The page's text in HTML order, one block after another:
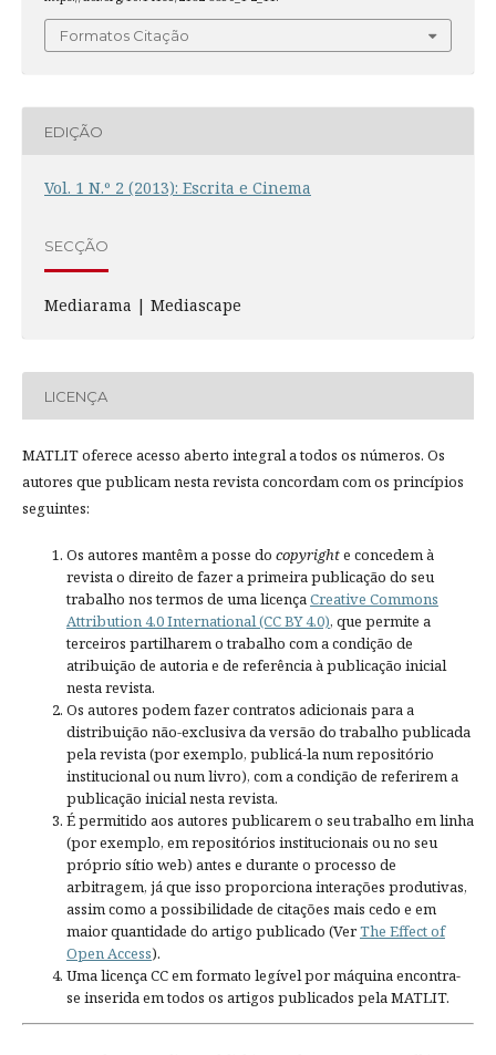
Formatos Citação
EDIÇÃO
Vol. 1 N.º 2 (2013): Escrita e Cinema
SECÇÃO
Mediarama | Mediascape
LICENÇA
MATLIT oferece acesso aberto integral a todos os números. Os
autores que publicam nesta revista concordam com os princípios
seguintes:
Os autores mantêm a posse do copyrighte concedem à
revista o direito de fazer a primeira publicação do seu
trabalho nos termos de uma licençaCreative Commons
Attribution 4.0 International (CC BY 4.0), que permite a
terceiros partilharem o trabalho com a condição de
atribuição de autoria e de referência à publicação inicial
nesta revista.
Os autores podem fazer contratos adicionais para a
distribuição não-exclusiva da versão do trabalho publicada
pela revista (por exemplo, publicá-la num repositório
institucional ou num livro), com a condição de referirem a
publicação inicial nesta revista.
É permitido aos autores publicarem o seu trabalho em linha
(por exemplo, em repositórios institucionais ou no seu
próprio sítio web) antes e durante o processo de
arbitragem, já que isso proporciona interações produtivas,
assim como a possibilidade de citações mais cedo e em
maior quantidade do artigo publicado (VerThe Effect of
Open Access).
Uma licença CC em formato legível por máquina encontra-
se inserida em todos os artigos publicados pela MATLIT.